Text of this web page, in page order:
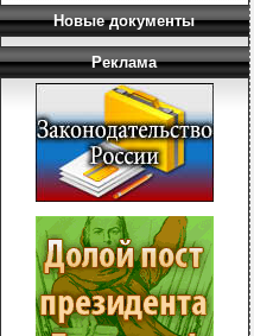
Новые документы
Реклама